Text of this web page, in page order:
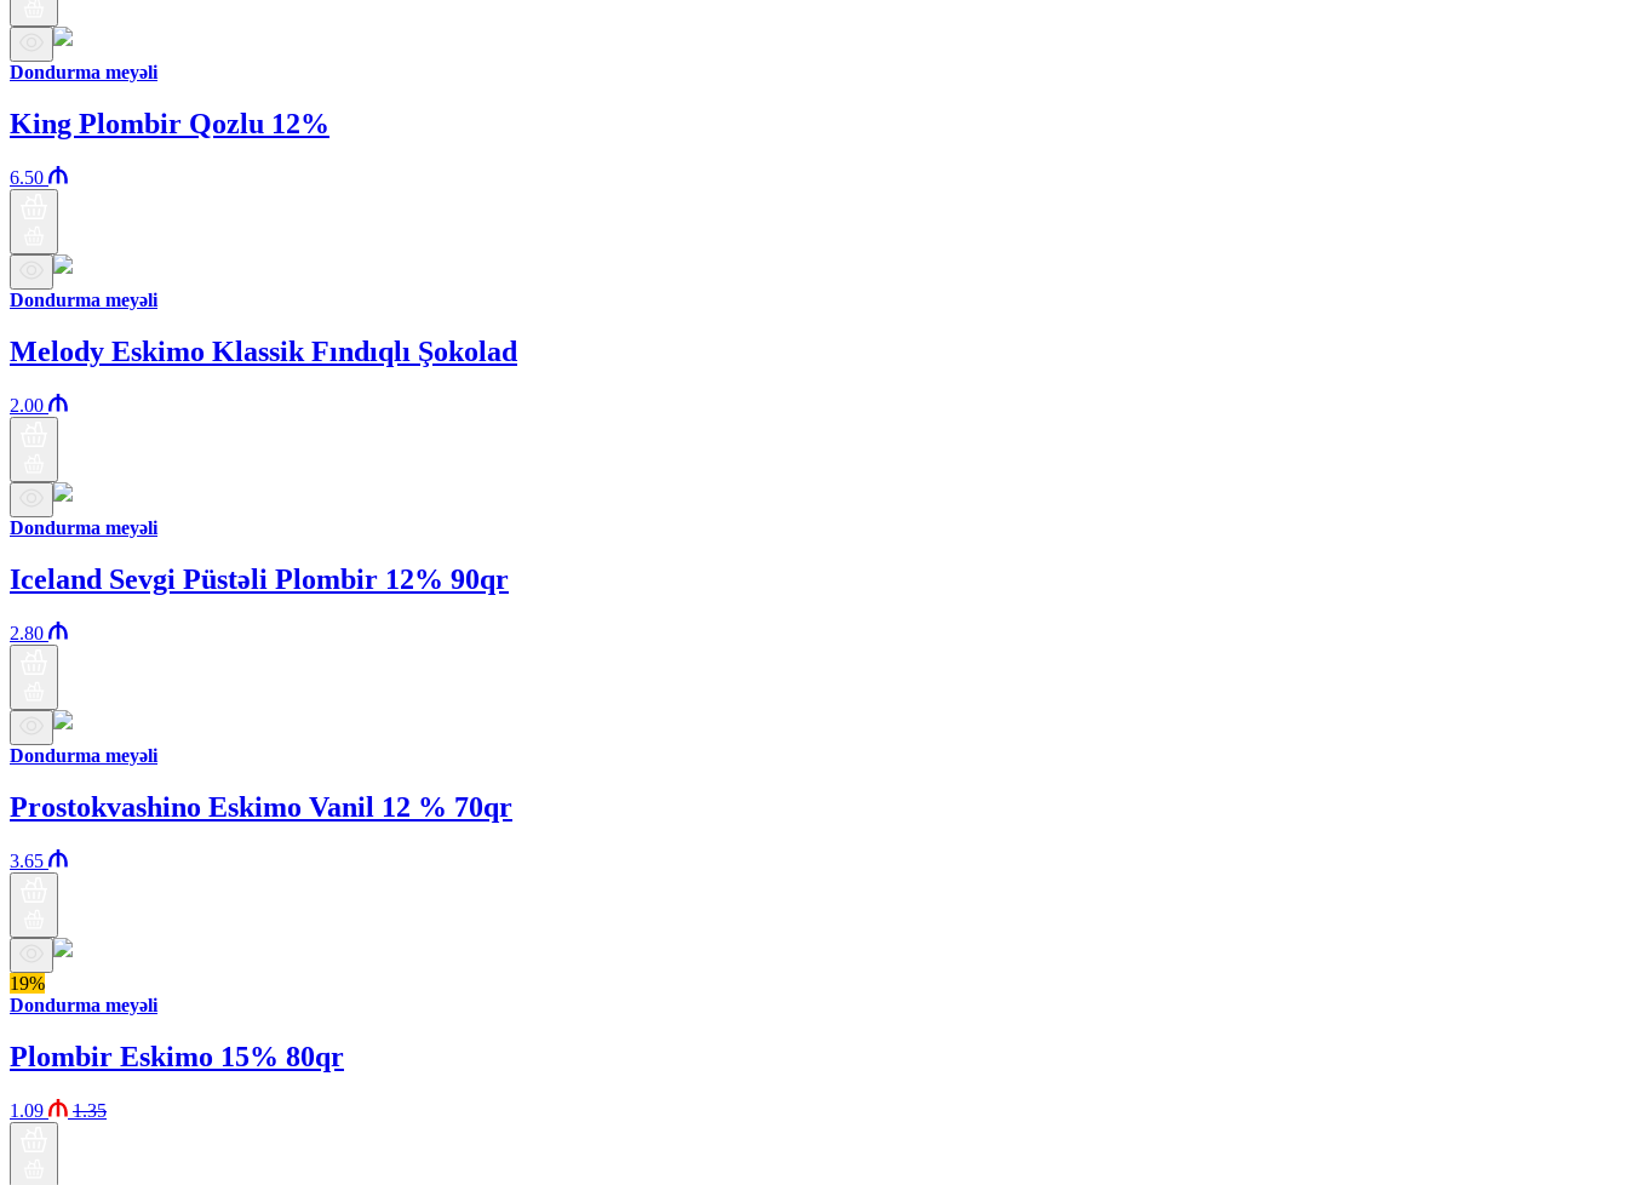
Dondurma meyəli
King Plombir Qozlu 12%
6.50
Dondurma meyəli
Melody Eskimo Klassik Fındıqlı Şokolad
2.00
Dondurma meyəli
Iceland Sevgi Püstəli Plombir 12% 90qr
2.80
Dondurma meyəli
Prostokvashino Eskimo Vanil 12 % 70qr
3.65
19%
Dondurma meyəli
Plombir Eskimo 15% 80qr
1.09 1.35